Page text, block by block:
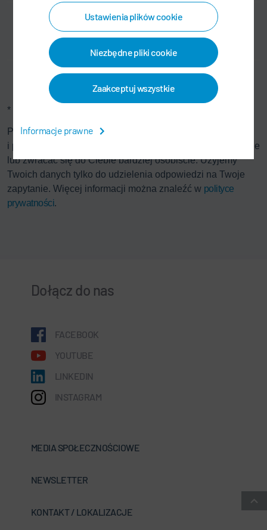
Ustawienia plików cookie
Niezbędne pliki cookie
Zaakceptuj wszystkie
Informacje prawne
* Pola wymagane.
Pola, które nie są oznaczone *, są całkowicie dobrowolne
i pozwalają nam jedynie lepiej przetworzyć Twoje zapytanie
lub zwracać się do Ciebie bardziej osobiście. Użyjemy
Twoich danych tylko do udzielenia odpowiedzi na Twoje
zapytanie. Więcej informacji można znaleźć w polityce
prywatności.
Dołącz do nas
FACEBOOK
YOUTUBE
LINKEDIN
INSTAGRAM
MEDIA SPOŁECZNOŚCIOWE
NEWSLETTER
KONTAKT / LOKALIZACJE